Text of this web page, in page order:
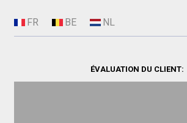
ÉVALUATION DU CLIENT: